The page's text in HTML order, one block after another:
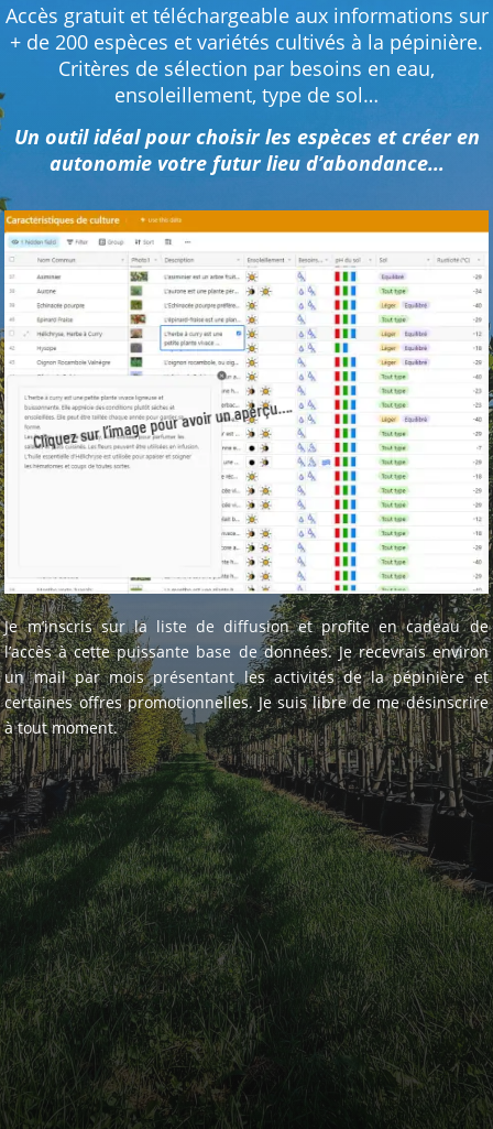
Accès gratuit et téléchargeable aux informations sur
+ de 200 espèces et variétés cultivés à la pépinière.
Critères de sélection par besoins en eau,
ensoleillement, type de sol…
Un outil idéal pour choisir les espèces et créer en
autonomie votre futur lieu d’abondance…
Cliquez sur l’image pour avoir un aperçu….
Je m’inscris sur la liste de diffusion et profite en cadeau de
l’accès à cette puissante base de données. Je recevrais environ
un mail par mois présentant les activités de la pépinière et
certaines offres promotionnelles. Je suis libre de me désinscrire
à tout moment.